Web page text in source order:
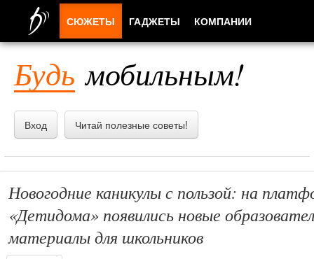
Будь мобильным!
Вход Читай полезные советы!
Новогодние каникулы с пользой: на
«Детидома» появились новые
материалы для школьников
СЮЖЕТЫ ГАДЖЕТЫ КОМПАНИИ
ПРИЛОЖЕНИЯ